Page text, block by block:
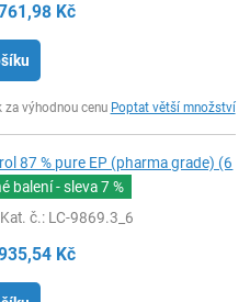
Kč
výhodnou cenu Poptat větší množství
87 % pure EP (pharma grade) (6
balení - sleva7 %
Kat. č.: LC-9869.3_6
Kč